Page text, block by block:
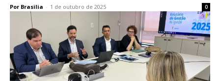
Por Brasilia - 1 de outubro de 2025 0